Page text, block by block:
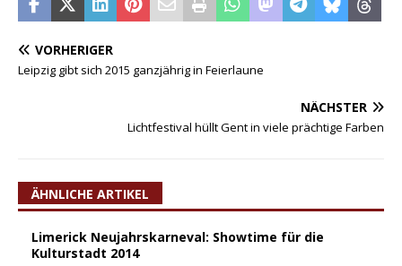
VORHERIGER
Leipzig gibt sich 2015 ganzjährig in Feierlaune
NÄCHSTER
Lichtfestival hüllt Gent in viele prächtige Farben
ÄHNLICHE ARTIKEL
Limerick Neujahrskarneval: Showtime für die
Kulturstadt 2014